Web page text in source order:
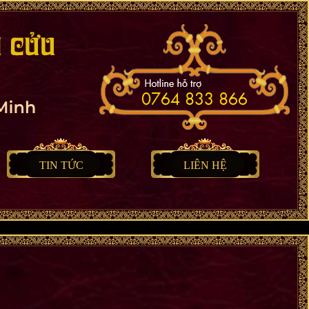
0764 833 866
TIN TỨC LIÊN HỆ